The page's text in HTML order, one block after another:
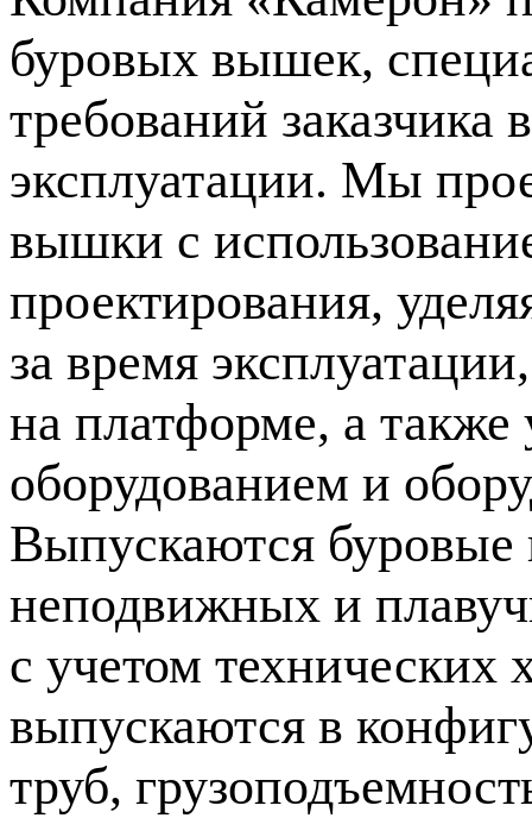
буровых вышек,
требований
эксплуатации. Мы
вышки с
проектирования,
за время
на платформе, а также
оборудованием и
Выпускаются
неподвижных и
с учетом
выпускаются в
труб,